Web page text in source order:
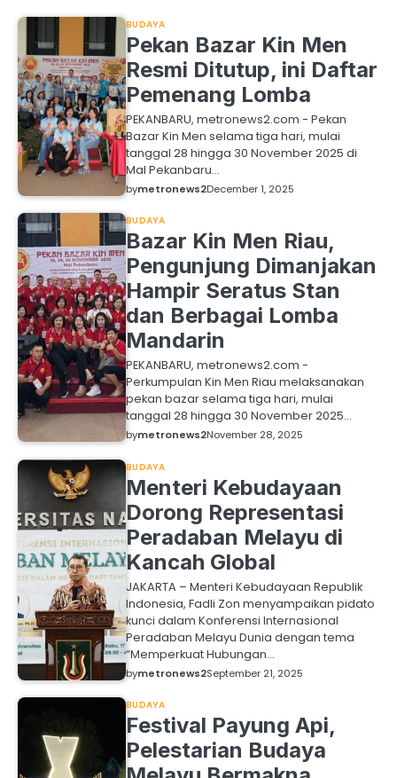
BUDAYA
Pekan Bazar Kin Men
Resmi Ditutup, ini Daftar
Pemenang Lomba
PEKANBARU, metronews2.com - Pekan
Bazar Kin Men selama tiga hari, mulai
tanggal 28 hingga 30 November 2025 di
Mal Pekanbaru…
bymetronews2December 1, 2025
BUDAYA
Bazar Kin Men Riau,
Pengunjung Dimanjakan
Hampir Seratus Stan
dan Berbagai Lomba
Mandarin
PEKANBARU, metronews2.com -
Perkumpulan Kin Men Riau melaksanakan
pekan bazar selama tiga hari, mulai
tanggal 28 hingga 30 November 2025…
bymetronews2November 28, 2025
BUDAYA
Menteri Kebudayaan
Dorong Representasi
Peradaban Melayu di
Kancah Global
JAKARTA – Menteri Kebudayaan Republik
Indonesia, Fadli Zon menyampaikan pidato
kunci dalam Konferensi Internasional
Peradaban Melayu Dunia dengan tema
“Memperkuat Hubungan…
bymetronews2September 21, 2025
BUDAYA
Festival Payung Api,
Pelestarian Budaya